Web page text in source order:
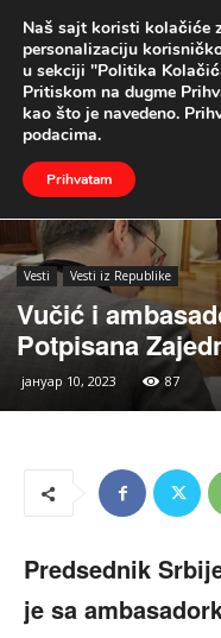
Naslovna Vesti Vesti iz
Vesti Vesti iz Republike
Vučić i
Potpisana
јануар 10, 2023 87
Predsednik
je sa
Naš sajt koristi kolačiće
personalizaciju
u sekciji "Politika
Pritiskom na dugme
kao što je navedeno.
podacima.
Prihvatam